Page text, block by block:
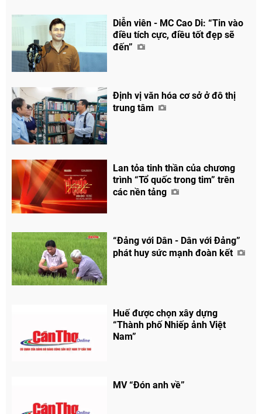
Chia sẻ
Diễn viên - MC Cao Di: “Tin vào
điều tích cực, điều tốt đẹp sẽ
đến”
Định vị văn hóa cơ sở ở đô thị
trung tâm
Lan tỏa tinh thần của chương
trình “Tổ quốc trong tim” trên
các nền tảng
“Đảng với Dân - Dân với Đảng”
phát huy sức mạnh đoàn kết
Huế được chọn xây dựng
“Thành phố Nhiếp ảnh Việt
Nam”
MV “Đón anh về”